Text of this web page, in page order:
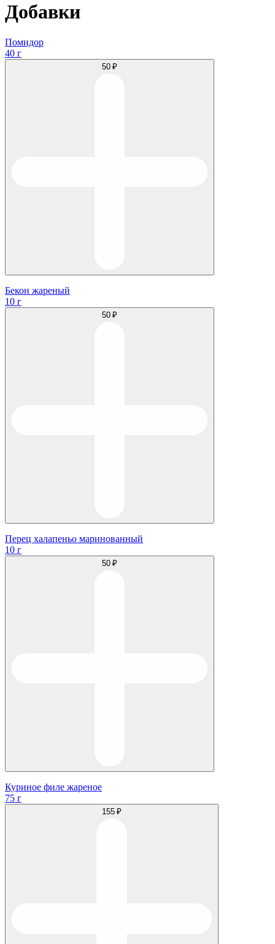
Добавки
Помидор
40 г
50 ₽
Бекон жареный
10 г
50 ₽
Перец халапеньо маринованный
10 г
50 ₽
Куриное филе жареное
75 г
155 ₽